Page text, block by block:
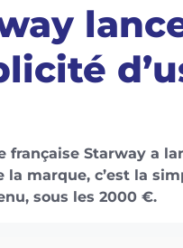
française Starway a
la marque, c’est la
sous les 2000 €.